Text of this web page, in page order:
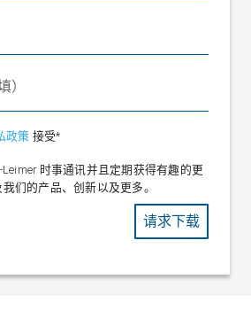
）
政策 接受*
时事通讯并且定期获得有趣的更
们的产品、创新以及更多。
请求下载